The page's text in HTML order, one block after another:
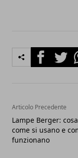
FacebookTwitter
Articolo Precedente
Lampe Berger:
come si usano e
funzionano